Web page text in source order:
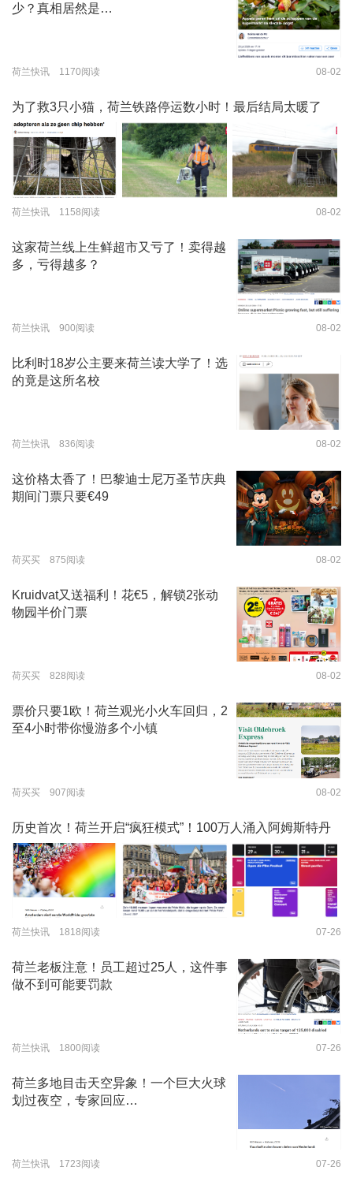
少？真相居然是…
荷兰快讯 1170阅读 08-02
为了救3只小猫，荷兰铁路停运数小时！最后结局太暖了
荷兰快讯 1158阅读 08-02
这家荷兰线上生鲜超市又亏了！卖得越
多，亏得越多？
荷兰快讯 900阅读 08-02
比利时18岁公主要来荷兰读大学了！选
的竟是这所名校
荷兰快讯 836阅读 08-02
这价格太香了！巴黎迪士尼万圣节庆典
期间门票只要€49
荷买买 875阅读 08-02
Kruidvat又送福利！花€5，解锁2张动
物园半价门票
荷买买 828阅读 08-02
票价只要1欧！荷兰观光小火车回归，2
至4小时带你慢游多个小镇
荷买买 907阅读 08-02
历史首次！荷兰开启“疯狂模式”！100万人涌入阿姆斯特丹
荷兰快讯 1818阅读 07-26
荷兰老板注意！员工超过25人，这件事
做不到可能要罚款
荷兰快讯 1800阅读 07-26
荷兰多地目击天空异象！一个巨大火球
划过夜空，专家回应…
荷兰快讯 1723阅读 07-26